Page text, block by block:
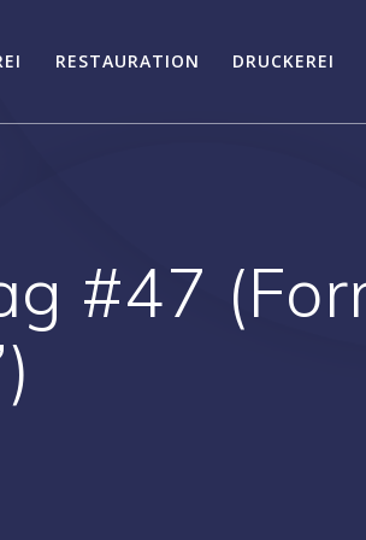
RESTAURATION DRUCKEREI
#47